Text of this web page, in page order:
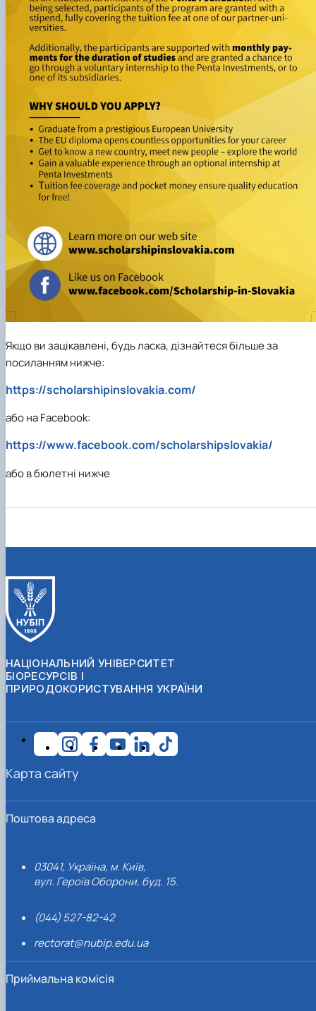
Якщо ви зацікавлені, будь ласка, дізнайтеся більше за
посиланням нижче:
https://scholarshipinslovakia.com/
або на Facebook:
https://www.facebook.com/scholarshipslovakia/
або в бюлетні нижче
НАЦІОНАЛЬНИЙ УНІВЕРСИТЕТ
БІОРЕСУРСІВ І
ПРИРОДОКОРИСТУВАННЯ УКРАЇНИ
Поштова адреса
03041, Україна, м. Київ,
вул. Героїв Оборони, буд. 15.
(044) 527-82-42
rectorat@nubip.edu.ua
Приймальна комісія
Карта сайту